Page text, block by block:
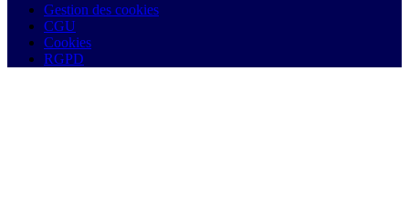
Gestion des cookies
CGU
Cookies
RGPD